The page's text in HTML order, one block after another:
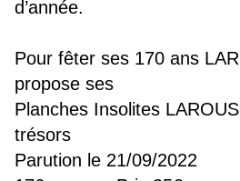
d’année.
Pour fêter ses 170 ans
propose ses
Planches Insolites
trésors
Parution le 21/09/2022